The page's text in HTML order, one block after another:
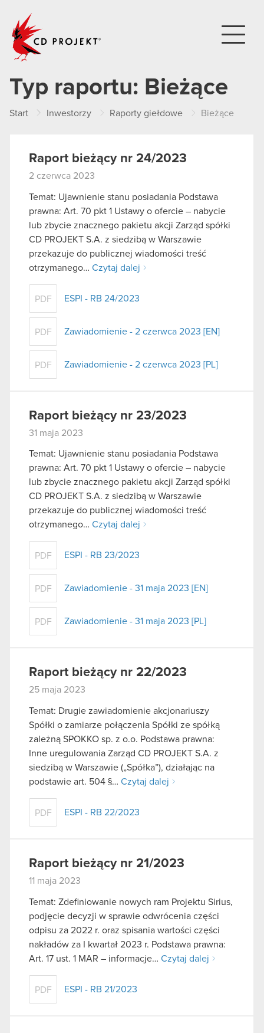
Typ raportu: Bieżące
Start Inwestorzy Raporty giełdowe Bieżące
Raport bieżący nr 24/2023
2 czerwca 2023
Temat: Ujawnienie stanu posiadania Podstawa
prawna: Art. 70 pkt 1 Ustawy o ofercie – nabycie
lub zbycie znacznego pakietu akcji Zarząd spółki
CD PROJEKT S.A. z siedzibą w Warszawie
przekazuje do publicznej wiadomości treść
otrzymanego… Czytaj dalej
PDF ESPI - RB 24/2023
PDF Zawiadomienie - 2 czerwca 2023 [EN]
PDF Zawiadomienie - 2 czerwca 2023 [PL]
Raport bieżący nr 23/2023
31 maja 2023
Temat: Ujawnienie stanu posiadania Podstawa
prawna: Art. 70 pkt 1 Ustawy o ofercie – nabycie
lub zbycie znacznego pakietu akcji Zarząd spółki
CD PROJEKT S.A. z siedzibą w Warszawie
przekazuje do publicznej wiadomości treść
otrzymanego… Czytaj dalej
PDF ESPI - RB 23/2023
PDF Zawiadomienie - 31 maja 2023 [EN]
PDF Zawiadomienie - 31 maja 2023 [PL]
Raport bieżący nr 22/2023
25 maja 2023
Temat: Drugie zawiadomienie akcjonariuszy
Spółki o zamiarze połączenia Spółki ze spółką
zależną SPOKKO sp. z o.o. Podstawa prawna:
Inne uregulowania Zarząd CD PROJEKT S.A. z
siedzibą w Warszawie („Spółka”), działając na
podstawie art. 504 §… Czytaj dalej
PDF ESPI - RB 22/2023
Raport bieżący nr 21/2023
11 maja 2023
Temat: Zdefiniowanie nowych ram Projektu Sirius,
podjęcie decyzji w sprawie odwrócenia części
odpisu za 2022 r. oraz spisania wartości części
nakładów za I kwartał 2023 r. Podstawa prawna:
Art. 17 ust. 1 MAR – informacje… Czytaj dalej
PDF ESPI - RB 21/2023